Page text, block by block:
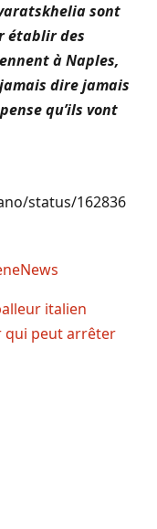
sont
établir des
à Naples,
dire jamais
qu’ils vont
status/162836
italien
qui peut arrêter